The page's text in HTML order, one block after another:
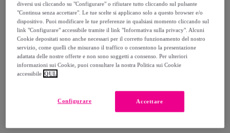
CUOIO
SCURO
TESTA DI
MORO
ROSA
ANTICO
NERO BLU SCURO
diversi usi cliccando su "Configurare" o rifiutare tutto cliccando sul pulsante
"Continua senza accettare". Le tue scelte si applicano solo a questo browser e/o
dispositivo. Puoi modificare le tue preferenze in qualsiasi momento cliccando sul
link "Configurare" accessibile tramite il link "Informativa sulla privacy". Alcuni
Cookie depositati sono anche necessari per il corretto funzionamento del nostro
servizio, come quelli che misurano il traffico o consentono la presentazione
adattata delle nostre offerte e non sono soggetti a consenso. Per ulteriori
informazioni sui Cookie, puoi consultare la nostra Politica sui Cookie
accessibile QUI.
Accettare
Configurare